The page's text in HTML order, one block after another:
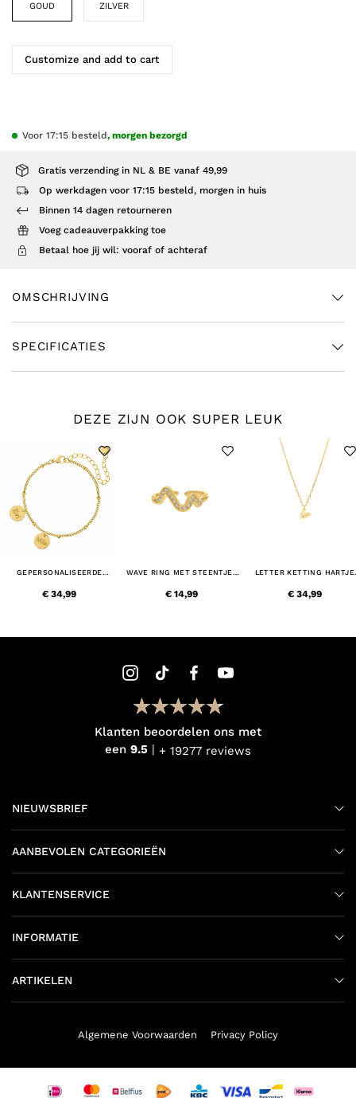
GOUD ZILVER
Gratis verzending in NL & BE vanaf 49,99
Op werkdagen voor 17:15 besteld, morgen in huis
Binnen 14 dagen retourneren
Voeg cadeauverpakking toe
Betaal hoe jij wil: vooraf of achteraf
Customize and add to cart
Voor 17:15 besteld, morgen bezorgd
OMSCHRIJVING
SPECIFICATIES
DEZE ZIJN OOK SUPER LEUK
GEPERSONALISEERDE
€ 34,99
WAVE RING MET STEENTJES
€ 14,99
LETTER KETTING HARTJE
€ 34,99
Klanten beoordelen ons met
een 9.5 + 19277 reviews
NIEUWSBRIEF
AANBEVOLEN CATEGORIEËN
KLANTENSERVICE
INFORMATIE
ARTIKELEN
Algemene Voorwaarden Privacy Policy